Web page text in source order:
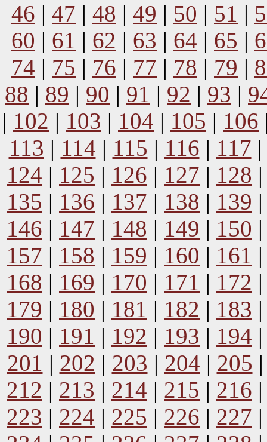
46 | 47 | 48 | 49 | 50 | 51 |
60 | 61 | 62 | 63 | 64 | 65 |
74 | 75 | 76 | 77 | 78 | 79 |
88 | 89 | 90 | 91 | 92 | 93 |
| 102 | 103 | 104 | 105 | 106
113 | 114 | 115 | 116 | 117
124 | 125 | 126 | 127 | 128
135 | 136 | 137 | 138 | 139
146 | 147 | 148 | 149 | 150
157 | 158 | 159 | 160 | 161
168 | 169 | 170 | 171 | 172
179 | 180 | 181 | 182 | 183
190 | 191 | 192 | 193 | 194
201 | 202 | 203 | 204 | 205
212 | 213 | 214 | 215 | 216
223 | 224 | 225 | 226 | 227